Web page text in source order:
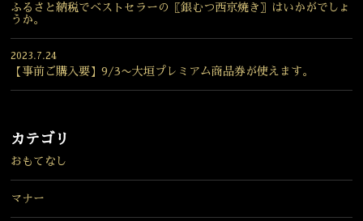
ふるさと納税でベストセラーの〖銀むつ西京焼き〗はいかがでしょ
うか。
2023.7.24
【事前ご購入要】9/3〜大垣プレミアム商品券が使えます。
カテゴリ
おもてなし
マナー